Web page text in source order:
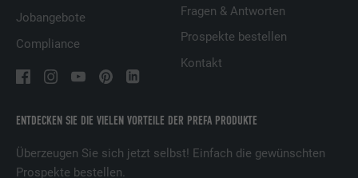
ENTDECKEN SIE DIE VIELEN VORTEILE DER PREFA PRODUKTE
Überzeugen Sie sich jetzt selbst! Einfach die gewünschten
Prospekte bestellen.
Jobangebote
Compliance
Fragen & Antworten
Prospekte bestellen
Kontakt
mehreren Webseiten zu verfolgen, um
relevante Werbung basierend auf den
präsentieren.
Name lidc
Anbieter LinkedIn